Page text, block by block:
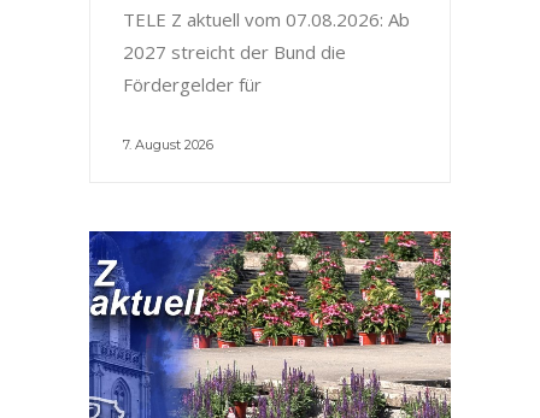
TELE Z aktuell vom 07.08.2026: Ab
2027 streicht der Bund die
Fördergelder für
7. August 2026